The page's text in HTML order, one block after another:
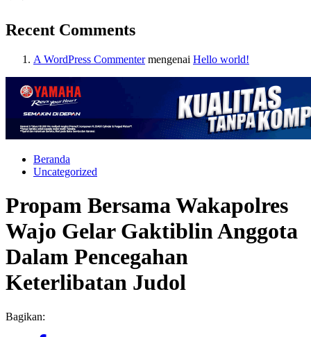
Recent Comments
A WordPress Commentermengenai Hello world!
Beranda
Uncategorized
Propam Bersama Wakapolres
Wajo Gelar Gaktiblin Anggota
Dalam Pencegahan
Keterlibatan Judol
Bagikan: